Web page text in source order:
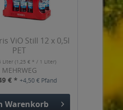
ViO Still 12 x 0,5l
PET
Liter(1,25 € * / 1 Liter)
MEHRWEG
€ * +4,50 € Pfand
Warenkorb